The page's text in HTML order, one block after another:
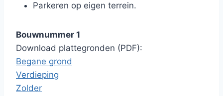
Parkeren op eigen terrein.
Bouwnummer 1
Download plattegronden (PDF):
Begane grond
Verdieping
Zolder